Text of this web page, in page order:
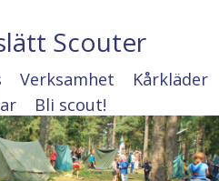
Scouter
Verksamhet
Kårkläder
Bli scout!